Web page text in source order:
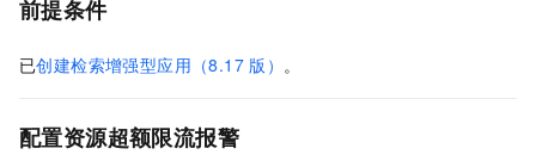
前提条件
已创建检索增强型应用（8.17 版） 。
配置资源超额限流报警